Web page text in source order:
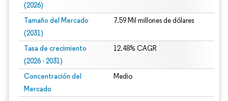
(2026)
Tamaño del Mercado
(2031)
7.59 Mil millones de dólares
Tasa de crecimiento
(2026 - 2031)
12.48% CAGR
Concentración del
Mercado
Medio